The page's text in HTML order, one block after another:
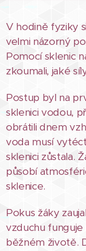
V hodině fyziky
velmi názorný
Pomocí sklenic
zkoumali, jaké
Postup byl na
sklenici vodou,
obrátili dnem
voda musí
sklenici zůstala.
působí
sklenice.
Pokus žáky
vzduchu funguje
běžném životě.